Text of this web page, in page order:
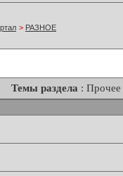
> РАЗНОЕ
Темы раздела : Прочее